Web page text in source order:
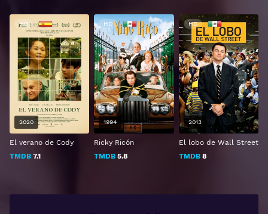
El verano de Cody
TMDB 7.1
HD
2020
Ricky Ricón
TMDB 5.8
HD
1994
El lobo de Wall Street
TMDB8
HD
2013